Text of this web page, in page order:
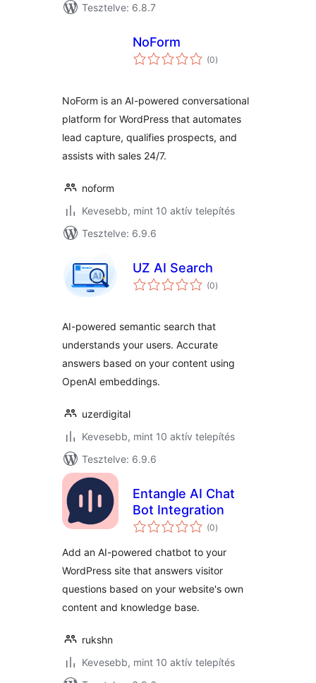
Tesztelve: 6.8.7
NoForm
(0értékelés
összesen
)
NoForm is an AI-powered conversational
platform for WordPress that automates
lead capture, qualifies prospects, and
assists with sales 24/7.
noform
Kevesebb, mint 10 aktív telepítés
Tesztelve: 6.9.6
UZ AI Search
(0értékelés
összesen
)
AI-powered semantic search that
understands your users. Accurate
answers based on your content using
OpenAI embeddings.
uzerdigital
Kevesebb, mint 10 aktív telepítés
Tesztelve: 6.9.6
Entangle AI Chat
Bot Integration
(0értékelés
összesen
)
Add an AI-powered chatbot to your
WordPress site that answers visitor
questions based on your website's own
content and knowledge base.
rukshn
Kevesebb, mint 10 aktív telepítés